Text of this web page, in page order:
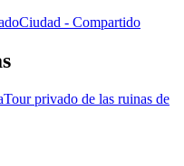
Ciudad - Compartido
Tour privado de las ruinas de